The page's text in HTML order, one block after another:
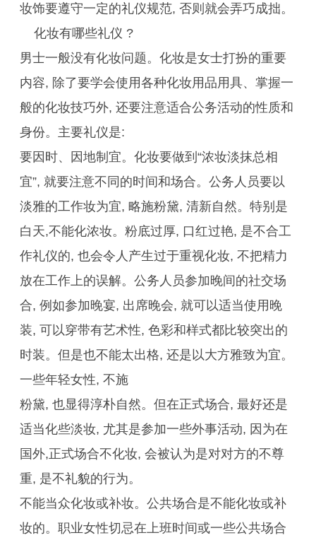
妆饰要遵守一定的礼仪规范, 否则就会弄巧成拙。
化妆有哪些礼仪 ?
男士一般没有化妆问题。化妆是女士打扮的重要
内容, 除了要学会使用各种化妆用品用具、掌握一
般的化妆技巧外, 还要注意适合公务活动的性质和
身份。主要礼仪是:
要因时、因地制宜。化妆要做到“浓妆淡抹总相
宜”, 就要注意不同的时间和场合。公务人员要以
淡雅的工作妆为宜, 略施粉黛, 清新自然。特别是
白天,不能化浓妆。粉底过厚, 口红过艳, 是不合工
作礼仪的, 也会令人产生过于重视化妆, 不把精力
放在工作上的误解。公务人员参加晚间的社交场
合, 例如参加晚宴, 出席晚会, 就可以适当使用晚
装, 可以穿带有艺术性, 色彩和样式都比较突出的
时装。但是也不能太出格, 还是以大方雅致为宜。
一些年轻女性, 不施
粉黛, 也显得淳朴自然。但在正式场合, 最好还是
适当化些淡妆, 尤其是参加一些外事活动, 因为在
国外,正式场合不化妆, 会被认为是对对方的不尊
重, 是不礼貌的行为。
不能当众化妆或补妆。公共场合是不能化妆或补
妆的。职业女性切忌在上班时间或一些公共场合